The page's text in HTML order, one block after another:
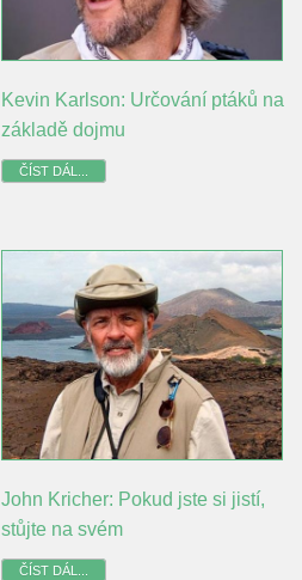
Kevin Karlson: Určování ptáků na
základě dojmu
ČÍST DÁL...
John Kricher: Pokud jste si jistí,
stůjte na svém
ČÍST DÁL...